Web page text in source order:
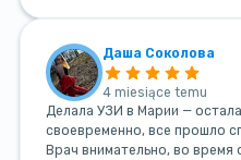
Даша Соколова
4 miesiące temu
Делала УЗИ в Марии —
своевременно, все прошло
Врач внимательно, во время